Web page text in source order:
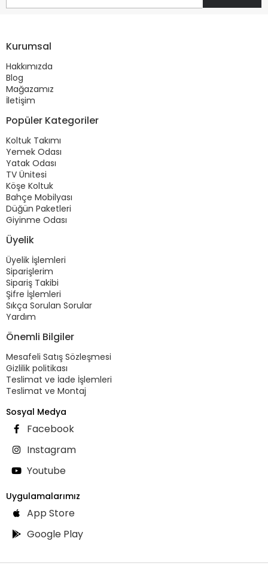
Kurumsal
Hakkımızda
Blog
Mağazamız
İletişim
Popüler Kategoriler
Koltuk Takımı
Yemek Odası
Yatak Odası
TV Ünitesi
Köşe Koltuk
Bahçe Mobilyası
Düğün Paketleri
Giyinme Odası
Üyelik
Üyelik İşlemleri
Siparişlerim
Sipariş Takibi
Şifre İşlemleri
Sıkça Sorulan Sorular
Yardım
Önemli Bilgiler
Mesafeli Satış Sözleşmesi
Gizlilik politikası
Teslimat ve İade İşlemleri
Teslimat ve Montaj
Sosyal Medya
Facebook
Instagram
Youtube
Uygulamalarımız
App Store
Google Play